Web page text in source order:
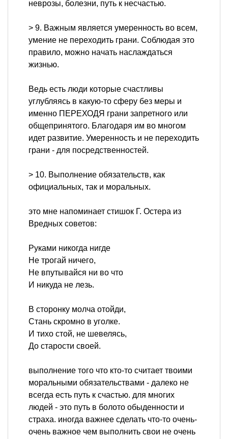
неврозы, болезни, путь к несчастью.
> 9. Важным является умеренность во всем,
умение не переходить грани. Соблюдая это
правило, можно начать наслаждаться
жизнью.
Ведь есть люди которые счастливы
углубляясь в какую-то сферу без меры и
именно ПЕРЕХОДЯ грани запретного или
общепринятого. Благодаря им во многом
идет развитие. Умеренность и не переходить
грани - для посредственностей.
> 10. Выполнение обязательств, как
официальных, так и моральных.
это мне напоминает стишок Г. Остера из
Вредных советов:
Руками никогда нигде
Не трогай ничего,
Не впутывайся ни во что
И никуда не лезь.
В сторонку молча отойди,
Стань скромно в уголке.
И тихо стой, не шевелясь,
До старости своей.
выполнение того что кто-то считает твоими
моральными обязательствами - далеко не
всегда есть путь к счастью. для многих
людей - это путь в болото обыденности и
страха. иногда важнее сделать что-то очень-
очень важное чем выполнить свои не очень